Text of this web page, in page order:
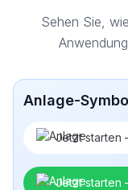
Sehen Sie,
Anlage-
Jetzt starten
Jetzt starten